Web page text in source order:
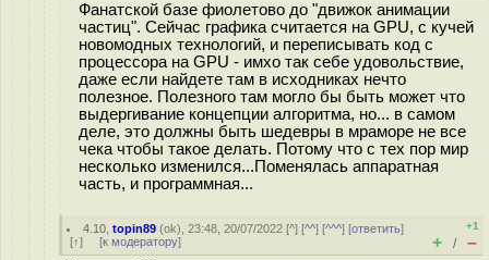
Фанатской базе фиолетово до "движок анимации
частиц". Сейчас графика считается на GPU, с кучей
новомодных технологий, и переписывать код с
процессора на GPU - имхо так себе удовольствие,
даже если найдете там в исходниках нечто
полезное. Полезного там могло бы быть может что
выдергивание концепции алгоритма, но... в самом
деле, это должны быть шедевры в мраморе не все
чека чтобы такое делать. Потому что с тех пор мир
несколько изменился...Поменялась аппаратная
часть, и программная...
4.10 ,topin89 (ok), 23:48, 20/07/2022 [^] [^^] [^^^] [ответить]
[↑] [к модератору]
+1
+ / –